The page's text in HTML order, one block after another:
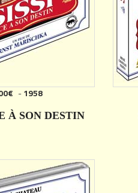
-1958
À SON DESTIN